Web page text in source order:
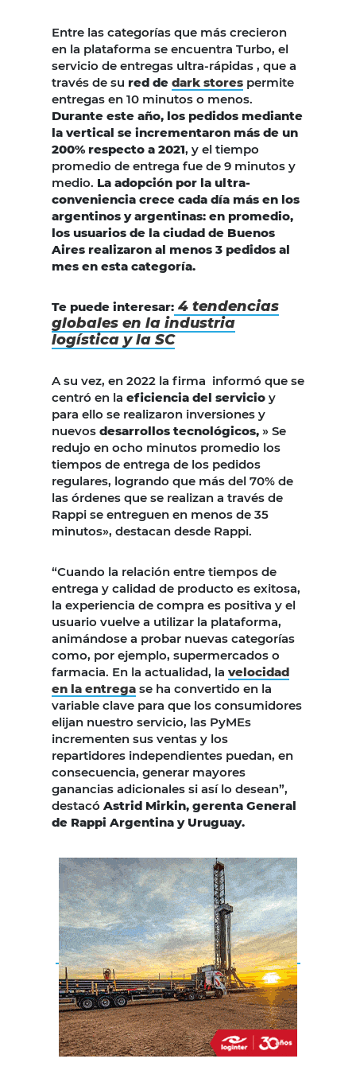
Entre las categorías que más crecieron
en la plataforma se encuentra Turbo, el
servicio de entregas ultra-rápidas , que a
través de su red de dark stores permite
entregas en 10 minutos o menos.
Durante este año, los pedidos mediante
la vertical se incrementaron más de un
200% respecto a 2021, y el tiempo
promedio de entrega fue de 9 minutos y
medio. La adopción por la ultra-
conveniencia crece cada día más en los
argentinos y argentinas: en promedio,
los usuarios de la ciudad de Buenos
Aires realizaron al menos 3 pedidos al
mes en esta categoría.
Te puede interesar: 4 tendencias
globales en la industria
logística y la SC
A su vez, en 2022 la firma informó que se
centró en la eficiencia del servicio y
para ello se realizaron inversiones y
nuevos desarrollos tecnológicos, » Se
redujo en ocho minutos promedio los
tiempos de entrega de los pedidos
regulares, logrando que más del 70% de
las órdenes que se realizan a través de
Rappi se entreguen en menos de 35
minutos», destacan desde Rappi.
“Cuando la relación entre tiempos de
entrega y calidad de producto es exitosa,
la experiencia de compra es positiva y el
usuario vuelve a utilizar la plataforma,
animándose a probar nuevas categorías
como, por ejemplo, supermercados o
farmacia. En la actualidad, la velocidad
en la entrega se ha convertido en la
variable clave para que los consumidores
elijan nuestro servicio, las PyMEs
incrementen sus ventas y los
repartidores independientes puedan, en
consecuencia, generar mayores
ganancias adicionales si así lo desean”,
destacó Astrid Mirkin, gerenta General
de Rappi Argentina y Uruguay.